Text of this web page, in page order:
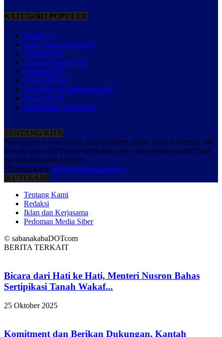
KATEGORI POPULER
Baru5723
Kab. Tanah Datar2670
Hukrim1981
Lintas Propinsi1159
Peristiwa657
ATR/BPN447
Kesehatan & Kebugaran394
Nasional359
Sabanakaba Nagari345
TENTANG KITA
Newspaper is your news, entertainment, music fashion website. We
provide you with the latest breaking news and videos straight from
the entertainment industry.
Hubungi kami: info@sabanakaba.com
IKUTI KAMI
Tentang Kami
Redaksi
Iklan dan Kerjasama
Pedoman Media Siber
© sabanakabaDOTcom
BERITA TERKAIT
Bicara dari Hati ke Hati, Menteri Nusron Bahas
Sertipikasi Tanah Wakaf...
25 Oktober 2025
Komitment dan Berikan Dukungan, Kantah